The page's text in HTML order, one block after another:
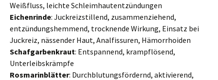
Weißfluss, leichte Schleimhautentzündungen
Eichenrinde: Juckreizstillend, zusammenziehend,
entzündungshemmend, trocknende Wirkung, Einsatz bei
Juckreiz, nässender Haut, Analfissuren, Hämorrhoiden
Schafgarbenkraut: Entspannend, krampflösend,
Unterleibskrämpfe
Rosmarinblätter: Durchblutungsfördernd, aktivierend,